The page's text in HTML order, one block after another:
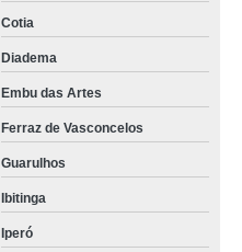
Cotia
Diadema
Embu das Artes
Ferraz de Vasconcelos
Guarulhos
Ibitinga
Iperó